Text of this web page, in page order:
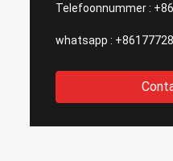
Telefoonnummer :
whatsapp :